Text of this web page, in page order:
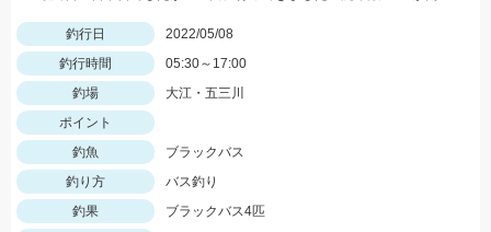
釣行日
2022/05/08
釣行時間
05:30～17:00
釣場
大江・五三川
ポイント
釣魚
ブラックバス
釣り方
バス釣り
釣果
ブラックバス4匹